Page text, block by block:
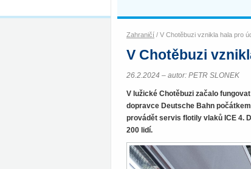
Zahraničí / V Chotěbuzi vznikla hala pro
V Chotěbuzi
26.2.2024 – autor: PETR SLONEK
V lužické Chotěbuzi začalo
dopravce Deutsche Bahn
provádět servis flotily vlaků ICE 4.
200 lidí.